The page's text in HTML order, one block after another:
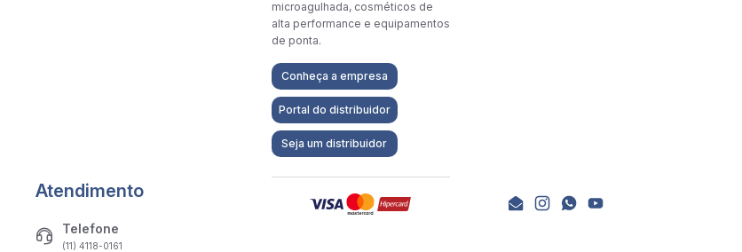
microagulhada, cosméticos de
alta performance e equipamentos
de ponta.
Conheça a empresa
Portal do distribuidor
Seja um distribuidor
Atendimento
Telefone
(11) 4118-0161
EmailInstagram
WhatsApp
YouTube